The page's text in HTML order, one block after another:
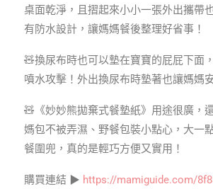
桌面乾淨，且摺起來小小一張外出攜帶
有防水設計，讓媽媽餐後整理好省事！
🧸換尿布時也可以墊在寶寶的屁屁下面
噴水攻擊！外出換尿布時墊著也讓媽媽
🧸《妙妙熊拋棄式餐墊紙》用途很廣，
媽包不被弄濕、野餐包裝小點心，大一
餐圍兜，真的是輕巧方便又實用！
購買連結 ▶ https://mamiguide.com/